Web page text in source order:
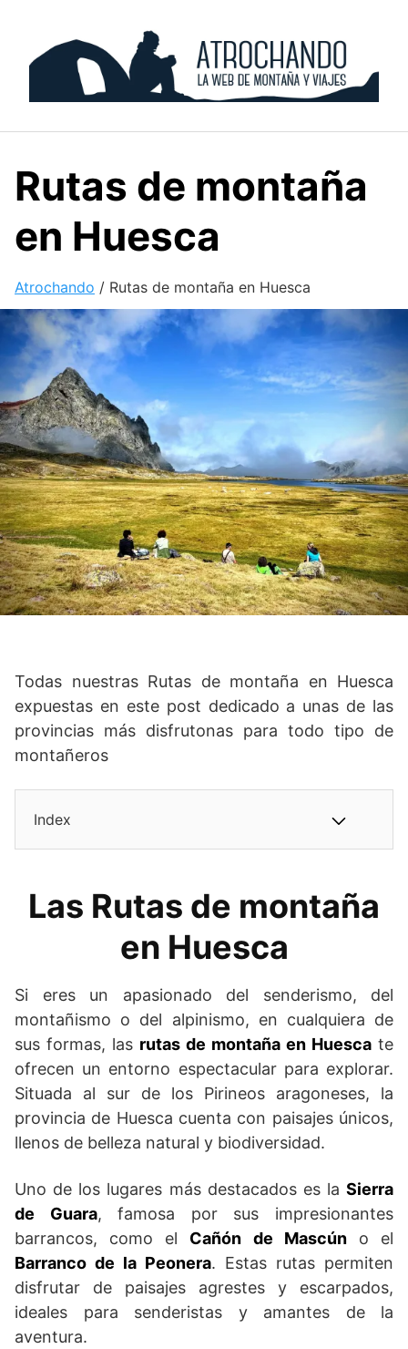
content
Rutas de montaña
en Huesca
Atrochando / Rutas de montaña en Huesca
Todas nuestras Rutas de montaña en Huesca
expuestas en este post dedicado a unas de las
provincias más disfrutonas para todo tipo de
montañeros
Index
Las Rutas de montaña
en Huesca
Si eres un apasionado del senderismo, del
montañismo o del alpinismo, en cualquiera de
sus formas, las rutas de montaña en Huesca te
ofrecen un entorno espectacular para explorar.
Situada al sur de los Pirineos aragoneses, la
provincia de Huesca cuenta con paisajes únicos,
llenos de belleza natural y biodiversidad.
Uno de los lugares más destacados es la Sierra
de Guara, famosa por sus impresionantes
barrancos, como el Cañón de Mascúno el
Barranco de la Peonera. Estas rutas permiten
disfrutar de paisajes agrestes y escarpados,
ideales para senderistas y amantes de la
aventura.